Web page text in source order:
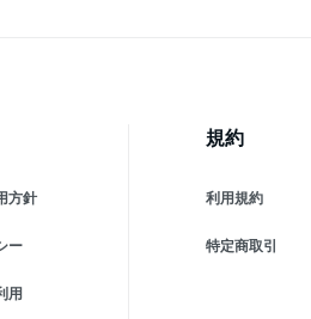
方針
ー
用
規約
利用規約
特定商取引